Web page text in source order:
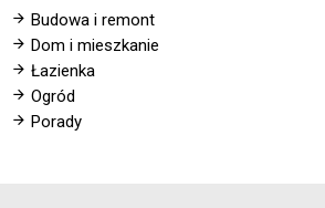
Budowa i remont
Dom i mieszkanie
Łazienka
Ogród
Porady